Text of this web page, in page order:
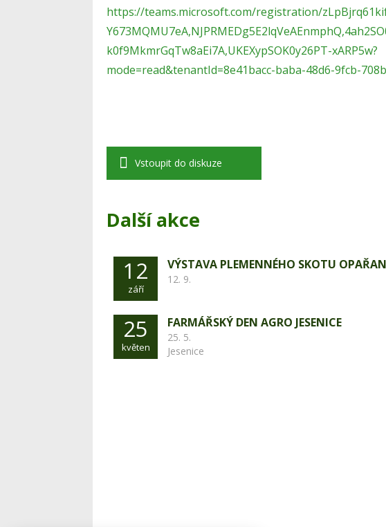
https://teams.microsoft.com/registration/
k0f9MkmrGqTw8aEi7A,UKEXypSOK0y26PT-xARP5w?
mode=read&tenantId=8e41bacc-baba-48d6-9fcb-
Vstoupit do diskuze
Další akce
12
září
VÝSTAVA PLEMENNÉHO SKOTU
12. 9.
25
květen
FARMÁŘSKÝ DEN AGRO JESENICE
25. 5.
Jesenice